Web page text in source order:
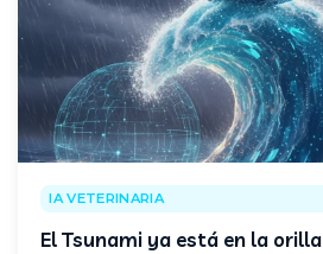
IA VETERINARIA
El Tsunami ya está en la orilla